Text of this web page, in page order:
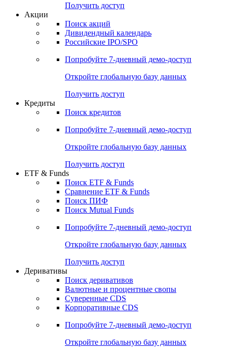
Получить доступ
Акции
Поиск акций
Дивидендный календарь
Российские IPO/SPO
Попробуйте 7-дневный демо-доступ
Откройте глобальную базу данных
Получить доступ
Кредиты
Поиск кредитов
Попробуйте 7-дневный демо-доступ
Откройте глобальную базу данных
Получить доступ
ETF & Funds
Поиск ETF & Funds
Сравнение ETF & Funds
Поиск ПИФ
Поиск Mutual Funds
Попробуйте 7-дневный демо-доступ
Откройте глобальную базу данных
Получить доступ
Деривативы
Поиск деривативов
Валютные и процентные свопы
Суверенные CDS
Корпоративные CDS
Попробуйте 7-дневный демо-доступ
Откройте глобальную базу данных